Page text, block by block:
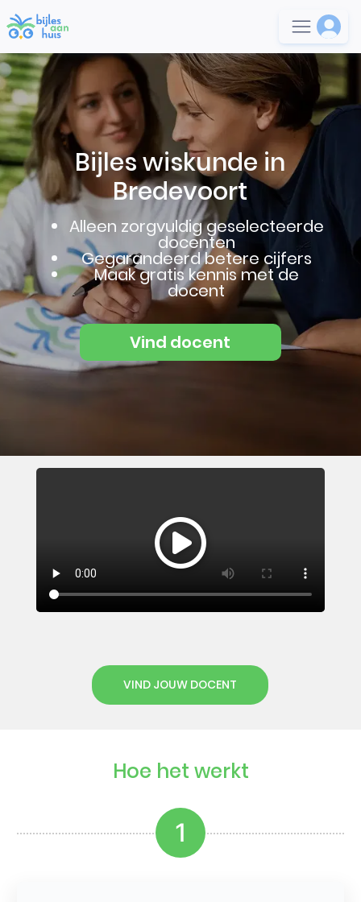
Bijles wiskunde in
Bredevoort
Alleen zorgvuldig geselecteerde
docenten
Gegarandeerd betere cijfers
Maak gratis kennis met de
docent
Vind docent
VIND JOUW DOCENT
Hoe het werkt
1